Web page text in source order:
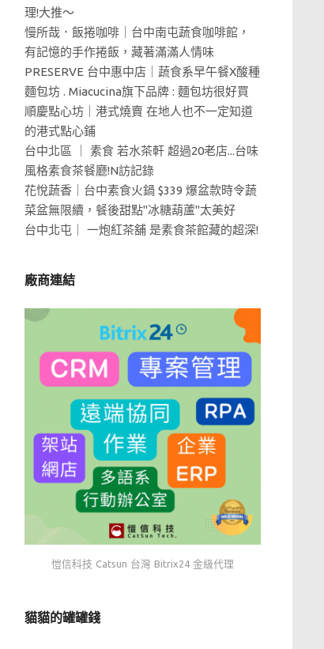
理!大推～
慢所哉．飯捲咖啡｜台中南屯蔬食咖啡館，
有記憶的手作捲飯，藏著滿滿人情味
PRESERVE 台中惠中店｜蔬食系早午餐X酸種
麵包坊 . Miacucina旗下品牌 : 麵包坊很好買
順慶點心坊｜港式燒賣 在地人也不一定知道
的港式點心鋪
台中北區 ｜ 素食 若水茶軒 超過20老店...台味
風格素食茶餐廳!N訪記錄
花悅蔬香｜台中素食火鍋 $339 爆盆款時令蔬
菜盆無限續，餐後甜點"冰糖葫蘆"太美好
台中北屯｜ 一炮紅茶舖 是素食茶館藏的超深!
廠商連結
愷信科技 Catsun 台灣 Bitrix24 金級代理
貓貓的罐罐錢